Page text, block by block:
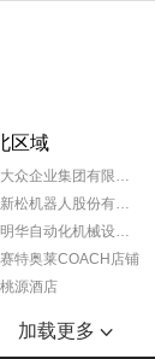
区域
沈阳大众企业集团有限公司
沈阳新松机器人股份有限公司
沈阳明华自动化机械设备有限公司
特奥莱COACH店铺
源酒店
万达广场
加载更多